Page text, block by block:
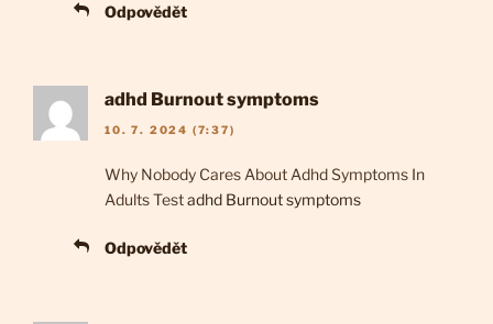
Odpovědět
adhd Burnout symptoms
10. 7. 2024 (7:37)
Why Nobody Cares About Adhd Symptoms In
Adults Testadhd Burnout symptoms
Odpovědět